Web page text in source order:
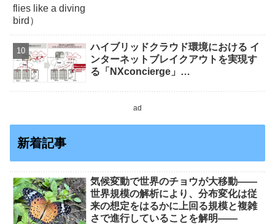
ハイブリッドクラウド環境における イ
ンターネットブレイクアウトを実現す
る「NXconcierge」…
ad
新着記事
気候変動で世界のチョウが大移動――
世界規模の解析により、分布変化は従
来の想定をはるかに上回る規模と複雑
さで進行していることを解明――